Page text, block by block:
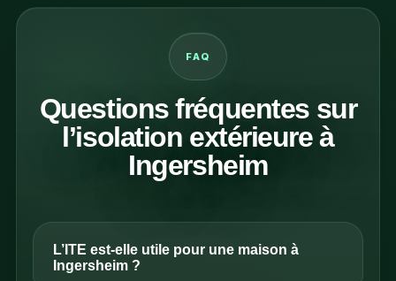
FAQ
Questions fréquentes sur
l’isolation extérieure à
Ingersheim
L’ITE est-elle utile pour une maison à
Ingersheim ?